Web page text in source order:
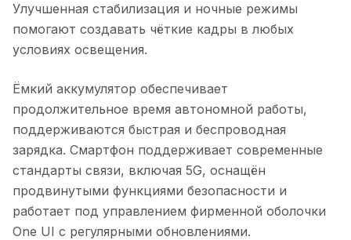
Улучшенная стабилизация и ночные режимы
помогают создавать чёткие кадры в любых
условиях освещения.
Ёмкий аккумулятор обеспечивает
продолжительное время автономной работы,
поддерживаются быстрая и беспроводная
зарядка. Смартфон поддерживает современные
стандарты связи, включая 5G, оснащён
продвинутыми функциями безопасности и
работает под управлением фирменной оболочки
One UI с регулярными обновлениями.